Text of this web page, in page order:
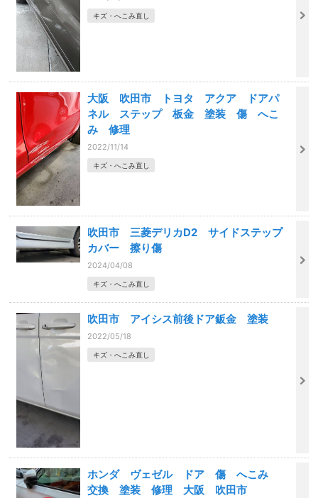
キズ・へこみ直し
大阪 吹田市 トヨタ アクア ドアパ
ネル ステップ 板金 塗装 傷 へこ
み 修理
2022/11/14
キズ・へこみ直し
吹田市 三菱デリカD2 サイドステップ
カバー 擦り傷
2024/04/08
キズ・へこみ直し
吹田市 アイシス前後ドア鈑金 塗装
2022/05/18
キズ・へこみ直し
ホンダ ヴェゼル ドア 傷 へこみ
交換 塗装 修理 大阪 吹田市